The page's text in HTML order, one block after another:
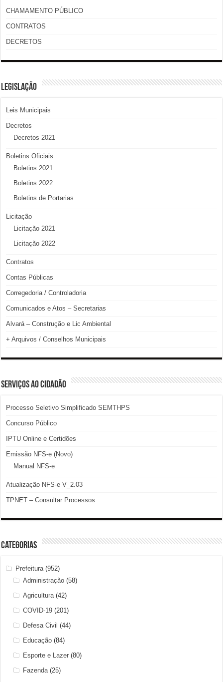
CHAMAMENTO PÚBLICO
CONTRATOS
DECRETOS
LEGISLAÇÃO
Leis Municipais
Decretos
Decretos 2021
Boletins Oficiais
Boletins 2021
Boletins 2022
Boletins de Portarias
Licitação
Licitação 2021
Licitação 2022
Contratos
Contas Públicas
Corregedoria / Controladoria
Comunicados e Atos – Secretarias
Alvará – Construção e Lic Ambiental
+ Arquivos / Conselhos Municipais
SERVIÇOS AO CIDADÃO
Processo Seletivo Simplificado SEMTHPS
Concurso Público
IPTU Online e Certidões
Emissão NFS-e (Novo)
Manual NFS-e
Atualização NFS-e V_2.03
TPNET – Consultar Processos
Categorias
Prefeitura(952)
Administração (58)
Agricultura(42)
COVID-19 (201)
Defesa Civil (44)
Educação (84)
Esporte e Lazer (80)
Fazenda(25)